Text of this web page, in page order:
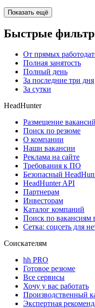
Показать ещё
Быстрые
От прямых
Полная занятость
Полный день
За последние три дня
За сутки
HeadHunter
Размещение вакансий
Поиск по резюме
О компании
Наши вакансии
Реклама на сайте
Требования к ПО
Безопасный
HeadHunter API
Партнерам
Инвесторам
Каталог компаний
Поиск по вакансиям
Сетка: соцсеть для
Соискателям
hh PRO
Готовое резюме
Все сервисы
Хочу у вас работать
Производственный
Экспертная